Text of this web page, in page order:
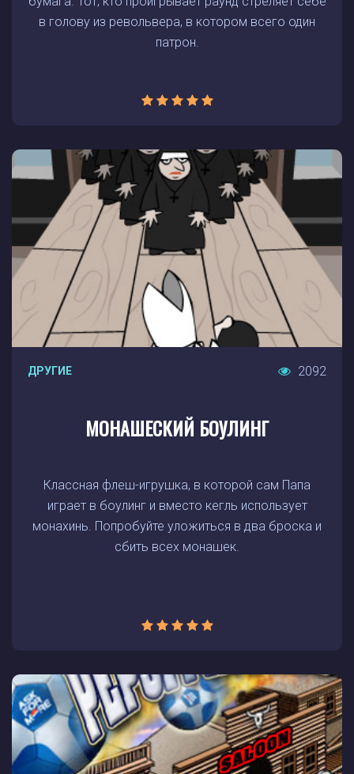
в голову из револьвера, в котором всего один
патрон.
ДРУГИЕ 2092
МОНАШЕСКИЙ БОУЛИНГ
Классная флеш-игрушка, в которой сам Папа
играет в боулинг и вместо кегль использует
монахинь. Попробуйте уложиться в два броска и
сбить всех монашек.